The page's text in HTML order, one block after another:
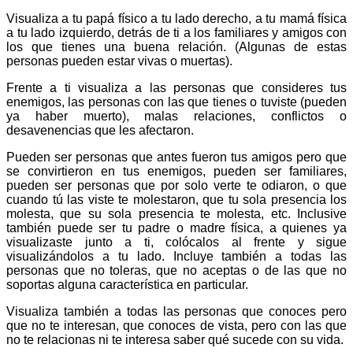
Visualiza a tu papá físico a tu lado derecho, a tu mamá física
a tu lado izquierdo, detrás de ti a los familiares y amigos con
los que tienes una buena relación. (Algunas de estas
personas pueden estar vivas o muertas).
Frente a ti visualiza a las personas que consideres tus
enemigos, las personas con las que tienes o tuviste (pueden
ya haber muerto), malas relaciones, conflictos o
desavenencias que les afectaron.
Pueden ser personas que antes fueron tus amigos pero que
se convirtieron en tus enemigos, pueden ser familiares,
pueden ser personas que por solo verte te odiaron, o que
cuando tú las viste te molestaron, que tu sola presencia los
molesta, que su sola presencia te molesta, etc. Inclusive
también puede ser tu padre o madre física, a quienes ya
visualizaste junto a ti, colócalos al frente y sigue
visualizándolos a tu lado. Incluye también a todas las
personas que no toleras, que no aceptas o de las que no
soportas alguna característica en particular.
Visualiza también a todas las personas que conoces pero
que no te interesan, que conoces de vista, pero con las que
no te relacionas ni te interesa saber qué sucede con su vida.